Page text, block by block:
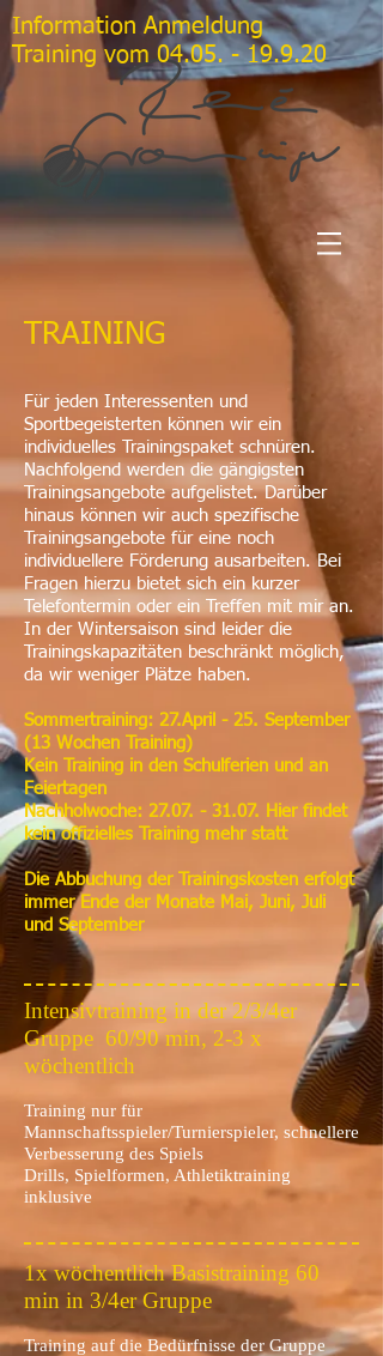
Information Anmeldung
Training vom 04.05. - 19.9.20
TRAINING
Für jeden Interessenten und
Sportbegeisterten können wir ein
individuelles Trainingspaket schnüren.
Nachfolgend werden die gängigsten
Trainingsangebote aufgelistet. Darüber
hinaus können wir auch spezifische
Trainingsangebote für eine noch
individuellere Förderung ausarbeiten. Bei
Fragen hierzu bietet sich ein kurzer
Telefontermin oder ein Treffen mit mir an.
In der Wintersaison sind leider die
Trainingskapazitäten beschränkt möglich,
da wir weniger Plätze haben.
Sommertraining: 27.April - 25. September
(13 Wochen Training)
Kein Training in den Schulferien und an
Feiertagen
Nachholwoche: 27.07. - 31.07. Hier findet
kein offizielles Training mehr statt
Die Abbuchung der Trainingskosten erfolgt
immer Ende der Monate Mai, Juni, Juli
und September
Intensivtraining in der 2/3/4er
Gruppe 60/90 min, 2-3 x
wöchentlich
Training nur für
Mannschaftsspieler/Turnierspieler, schnellere
Verbesserung des Spiels
Drills, Spielformen, Athletiktraining
inklusive
1x wöchentlich Basistraining 60
min in 3/4er Gruppe
Training auf die Bedürfnisse der Gruppe